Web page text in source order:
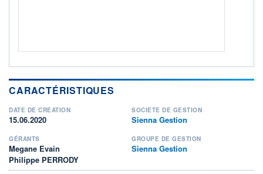
CARACTÉRISTIQUES
DATE DE CRÉATION
15.06.2020
SOCIÉTÉ DE GESTION
Sienna Gestion
GÉRANTS
Megane Evain
Philippe PERRODY
GROUPE DE GESTION
Sienna Gestion